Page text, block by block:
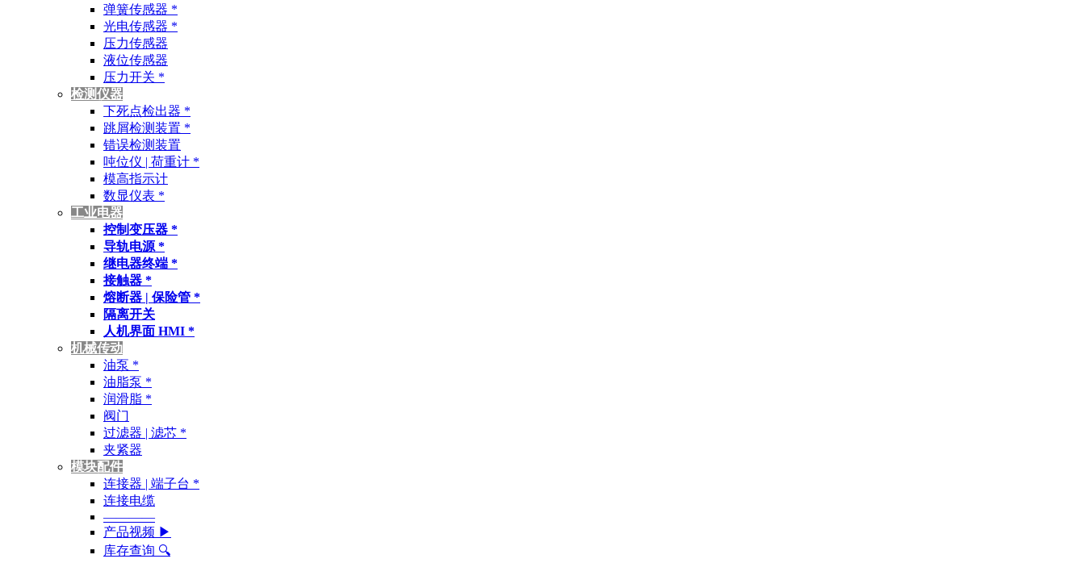
弹簧传感器 *
光电传感器 *
压力传感器
液位传感器
压力开关 *
检测仪器
下死点检出器 *
跳屑检测装置 *
错误检测装置
吨位仪 | 荷重计 *
模高指示计
数显仪表 *
工业电器
控制变压器 *
导轨电源 *
继电器终端 *
接触器 *
熔断器 | 保险管 *
隔离开关
人机界面 HMI *
机械传动
油泵 *
油脂泵 *
润滑脂 *
阀门
过滤器 | 滤芯 *
夹紧器
模块配件
连接器 | 端子台 *
连接电缆
————
产品视频 ▶
库存查询 🔍︎